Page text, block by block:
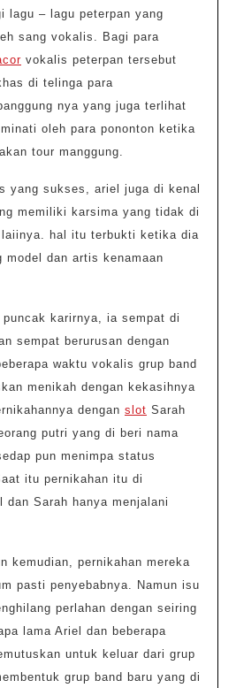
lagu – lagu peterpan yang
sang vokalis. Bagi para
vokalis peterpan tersebut
di telinga para
nya yang juga terlihat
oleh para pononton ketika
tour manggung.
yang sukses, ariel juga di kenal
memiliki karsima yang tidak di
hal itu terbukti ketika dia
model dan artis kenamaan
karirnya, ia sempat di
sempat berurusan dengan
waktu vokalis grup band
menikah dengan kekasihnya
dengan slot Sarah
putri yang di beri nama
pun menimpa status
itu pernikahan itu di
dan Sarah hanya menjalani
kemudian, pernikahan mereka
pasti penyebabnya. Namun isu
perlahan dengan seiring
lama Ariel dan beberapa
untuk keluar dari grup
grup band baru yang di